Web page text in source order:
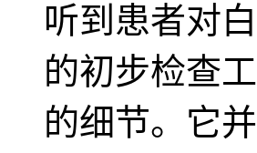
听到患者对
的初步检查
的细节。它